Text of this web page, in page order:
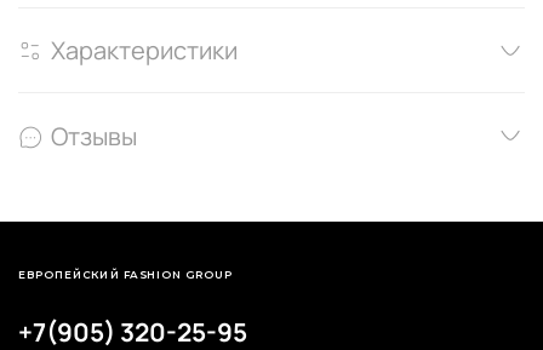
Характеристики
Отзывы
+7(905) 320-25-95
ЕВРОПЕЙСКИЙ FASHION GROUP